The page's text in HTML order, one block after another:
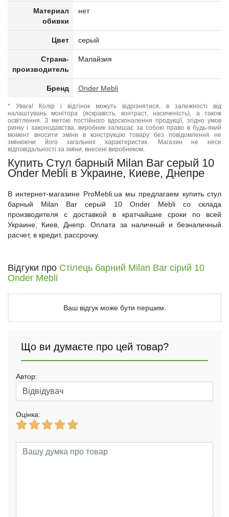
Материал
обивки
нет
Цвет серый
Страна-
производитель
Малайзия
Бренд Onder Mebli
* Увага! Колір і відтінок можуть відрізнятися, в залежності від
налаштувань монітора (яскравість, контраст, насиченість), а також
освітлення. З метою постійного вдосконалення продукції, згідно умов
ринку і законодавства, виробник залишає за собою право в будь-який
момент вносити зміни в конструкцію товару без повідомлення не
змінюючи його загальних характеристик. Магазин не несе
відповідальності за зміни, внесені виробником.
Купить Стул барный Milan Bar серый 10
Onder Mebli в Украине, Киеве, Днепре
В интернет-магазине ProMebli.ua мы предлагаем купить стул
барный Milan Bar серый 10 Onder Mebli со склада
производителя с доставкой в кратчайшие сроки по всей
Украине, Киев, Днепр. Оплата за наличный и безналичный
расчет, в кредит, рассрочку.
Відгуки про Стілець барний Milan Bar сірий 10
Onder Mebli
Ваш відгук може бути першим.
Що ви думаєте про цей товар?
Автор:
Оцінка: